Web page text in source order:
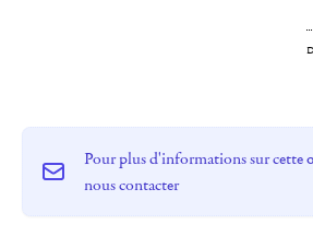
Pour plus d'informations sur cette
nous contacter